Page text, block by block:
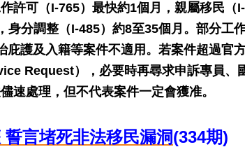
許可（I-765）最快約1個月，親屬移民（
身分調整（I-485）約8至35個月。部分工
庇護及入籍等案件不適用。若案件超過官
Request），必要時再尋求申訴專員、
速處理，但不代表案件一定會獲准。
言堵死非法移民漏洞(334期)